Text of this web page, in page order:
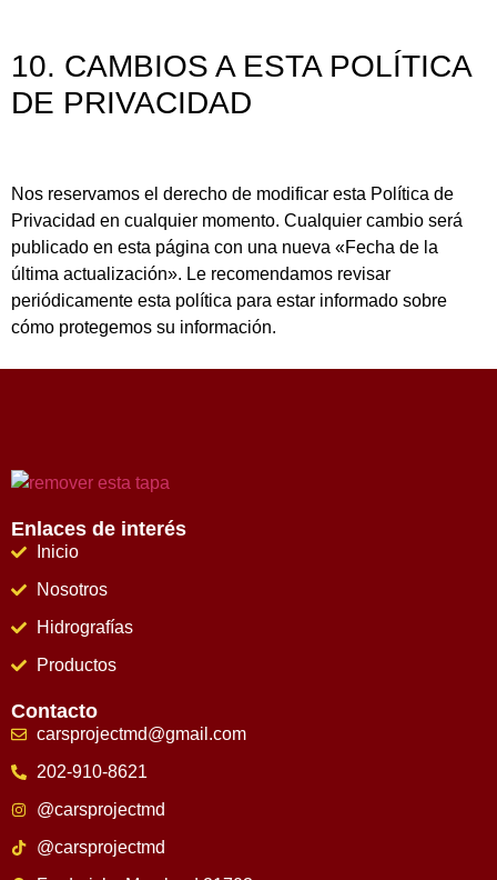
10. CAMBIOS A ESTA POLÍTICA
DE PRIVACIDAD
Nos reservamos el derecho de modificar esta Política de
Privacidad en cualquier momento. Cualquier cambio será
publicado en esta página con una nueva «Fecha de la
última actualización». Le recomendamos revisar
periódicamente esta política para estar informado sobre
cómo protegemos su información.
Enlaces de interés
Inicio
Nosotros
Hidrografías
Productos
Contacto
carsprojectmd@gmail.com
202-910-8621
@carsprojectmd
@carsprojectmd